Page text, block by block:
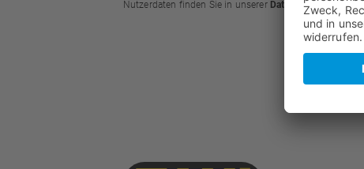
Nutzerdaten finden Sie in unserer Datenschutzerklärung